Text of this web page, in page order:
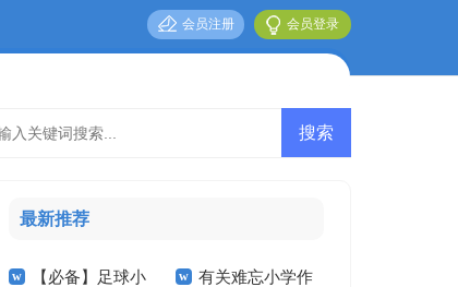
会员登录
会员注册
最新推荐
【必备】足球小 有关难忘小学作